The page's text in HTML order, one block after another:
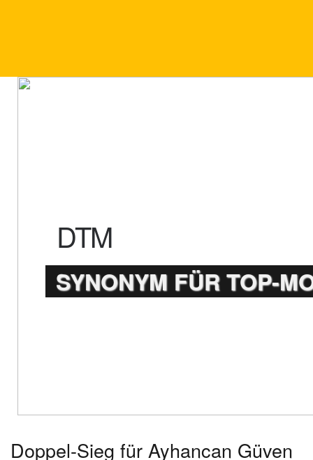
DTM
SYNONYM FÜR TOP-
Doppel-Sieg für Ayhancan Güven